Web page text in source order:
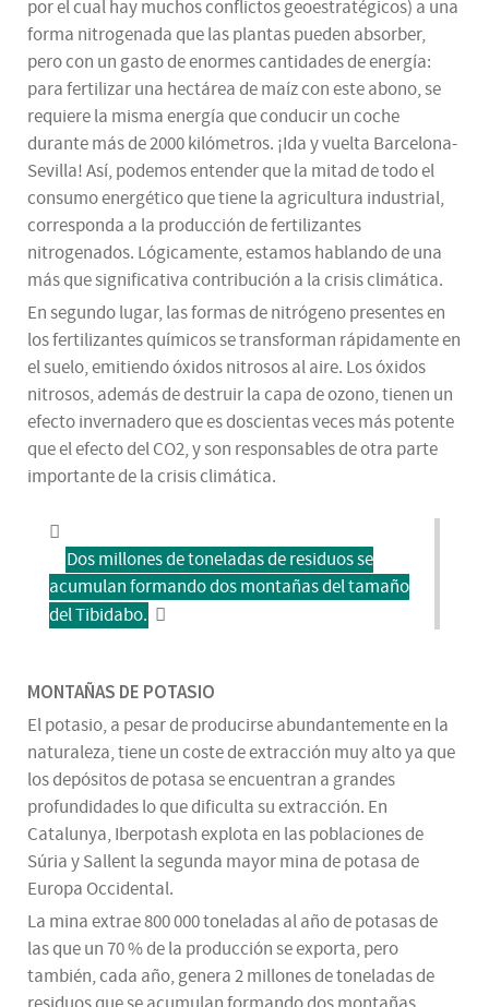
por el cual hay muchos conflictos geoestratégicos) a una
forma nitrogenada que las plantas pueden absorber,
pero con un gasto de enormes cantidades de energía:
para fertilizar una hectárea de maíz con este abono, se
requiere la misma energía que conducir un coche
durante más de 2000 kilómetros. ¡Ida y vuelta Barcelona-
Sevilla! Así, podemos entender que la mitad de todo el
consumo energético que tiene la agricultura industrial,
corresponda a la producción de fertilizantes
nitrogenados. Lógicamente, estamos hablando de una
más que significativa contribución a la crisis climática.
En segundo lugar, las formas de nitrógeno presentes en
los fertilizantes químicos se transforman rápidamente en
el suelo, emitiendo óxidos nitrosos al aire. Los óxidos
nitrosos, además de destruir la capa de ozono, tienen un
efecto invernadero que es doscientas veces más potente
que el efecto del CO2, y son responsables de otra parte
importante de la crisis climática.
Dos millones de toneladas de residuos se
acumulan formando dos montañas del tamaño
del Tibidabo.
MONTAÑAS DE POTASIO
El potasio, a pesar de producirse abundantemente en la
naturaleza, tiene un coste de extracción muy alto ya que
los depósitos de potasa se encuentran a grandes
profundidades lo que dificulta su extracción. En
Catalunya, Iberpotash explota en las poblaciones de
Súria y Sallent la segunda mayor mina de potasa de
Europa Occidental.
La mina extrae 800 000 toneladas al año de potasas de
las que un 70 % de la producción se exporta, pero
también, cada año, genera 2 millones de toneladas de